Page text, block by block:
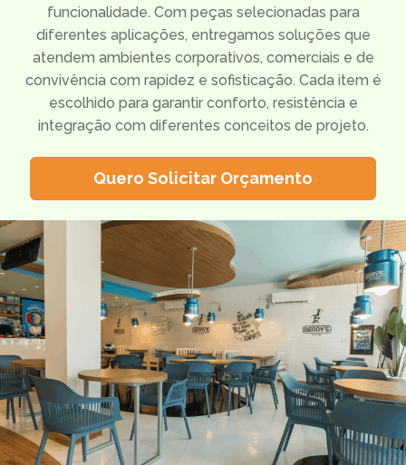
funcionalidade. Com peças selecionadas para
diferentes aplicações, entregamos soluções que
atendem ambientes corporativos, comerciais e de
convivência com rapidez e sofisticação. Cada item é
escolhido para garantir conforto, resistência e
integração com diferentes conceitos de projeto.
Quero Solicitar Orçamento